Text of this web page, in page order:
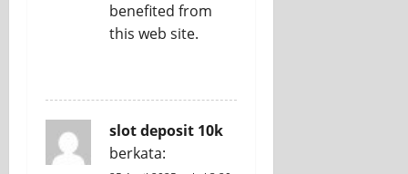
benefited from
this web site.
slot deposit 10k
berkata: